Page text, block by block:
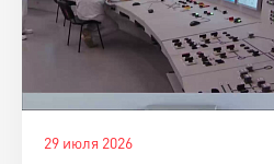
29 июля 2026